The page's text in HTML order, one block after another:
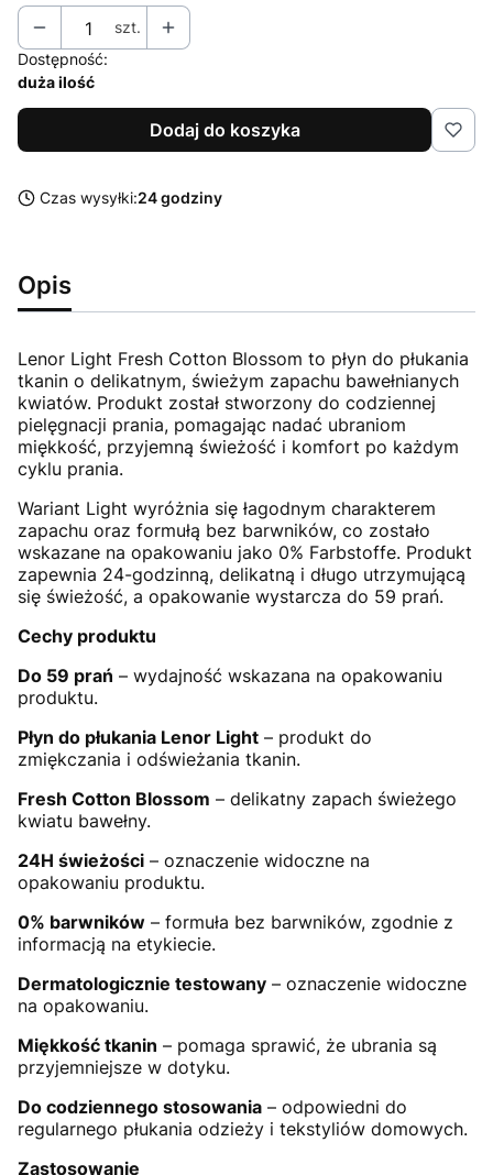
szt.
Dostępność:
duża ilość
Dodaj do koszyka
Czas wysyłki:24 godziny
Opis
Lenor Light Fresh Cotton Blossom to płyn do płukania
tkanin o delikatnym, świeżym zapachu bawełnianych
kwiatów. Produkt został stworzony do codziennej
pielęgnacji prania, pomagając nadać ubraniom
miękkość, przyjemną świeżość i komfort po każdym
cyklu prania.
Wariant Light wyróżnia się łagodnym charakterem
zapachu oraz formułą bez barwników, co zostało
wskazane na opakowaniu jako 0% Farbstoffe. Produkt
zapewnia 24-godzinną, delikatną i długo utrzymującą
się świeżość, a opakowanie wystarcza do 59 prań.
Cechy produktu
Do 59 prań – wydajność wskazana na opakowaniu
produktu.
Płyn do płukania Lenor Light – produkt do
zmiękczania i odświeżania tkanin.
Fresh Cotton Blossom – delikatny zapach świeżego
kwiatu bawełny.
24H świeżości – oznaczenie widoczne na
opakowaniu produktu.
0% barwników – formuła bez barwników, zgodnie z
informacją na etykiecie.
Dermatologicznie testowany – oznaczenie widoczne
na opakowaniu.
Miękkość tkanin – pomaga sprawić, że ubrania są
przyjemniejsze w dotyku.
Do codziennego stosowania – odpowiedni do
regularnego płukania odzieży i tekstyliów domowych.
Zastosowanie